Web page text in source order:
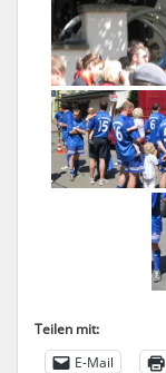
Teilen mit:
E-Mail